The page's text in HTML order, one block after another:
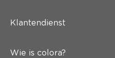
Klantendienst
Wie is colora?